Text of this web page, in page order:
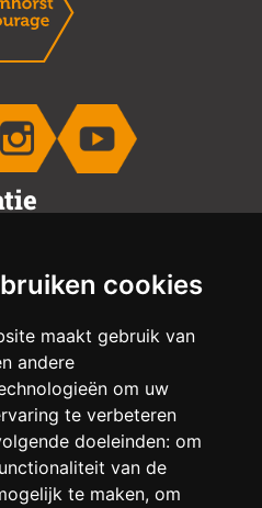
cookies
maakt gebruik van
andere
om uw
te verbeteren
doeleinden: om
van de
te maken, om